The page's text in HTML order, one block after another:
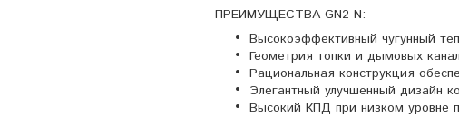
ПРЕИМУЩЕСТВА GN2 N:
Высокоэффективный чугунный
Геометрия топки и дымовых
Рациональная конструкция
Элегантный улучшенный дизайн
Высокий КПД при низком уровне